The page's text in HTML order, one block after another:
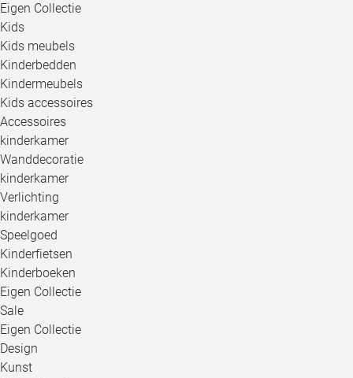
Eigen Collectie
Kids
Kids meubels
Kinderbedden
Kindermeubels
Kids accessoires
Accessoires
kinderkamer
Wanddecoratie
kinderkamer
Verlichting
kinderkamer
Speelgoed
Kinderfietsen
Kinderboeken
Eigen Collectie
Sale
Eigen Collectie
Design
Kunst